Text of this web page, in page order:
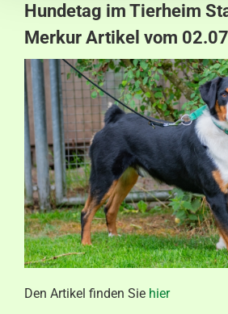
Über das Tierheim
Helfen & Spenden
Der Verein
Ratgeber & Service
Aktuelles
Kontakt
Hundetag im Tierheim
Merkur Artikel vom
Den Artikel finden Sie hier